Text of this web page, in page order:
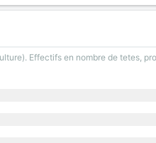
Effectifs en nombre de tetes,